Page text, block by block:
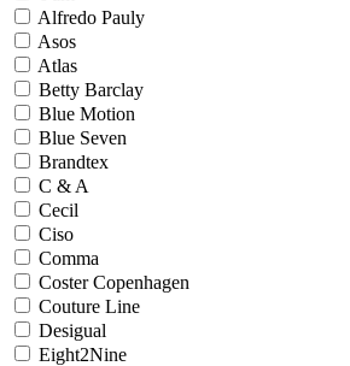
Alfredo Pauly
Asos
Atlas
Betty Barclay
Blue Motion
Blue Seven
Brandtex
C & A
Cecil
Ciso
Comma
Coster Copenhagen
Couture Line
Desigual
Eight2Nine